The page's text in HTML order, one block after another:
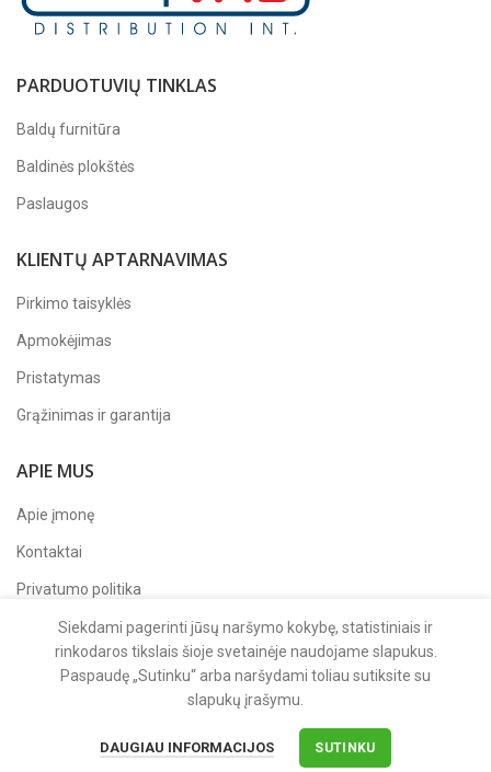
PARDUOTUVIŲ TINKLAS
Baldų furnitūra
Baldinės plokštės
Paslaugos
KLIENTŲ APTARNAVIMAS
Pirkimo taisyklės
Apmokėjimas
Pristatymas
Grąžinimas ir garantija
APIE MUS
Apie įmonę
Kontaktai
Privatumo politika
Sekite musFacebook'e
Saugūs mokėjimai su:
Siekdami pagerinti jūsų naršymo kokybę, statistiniais ir
rinkodaros tikslais šioje svetainėje naudojame slapukus.
Paspaudę „Sutinku“ arba naršydami toliau sutiksite su
slapukų įrašymu.
DAUGIAU INFORMACIJOS SUTINKU